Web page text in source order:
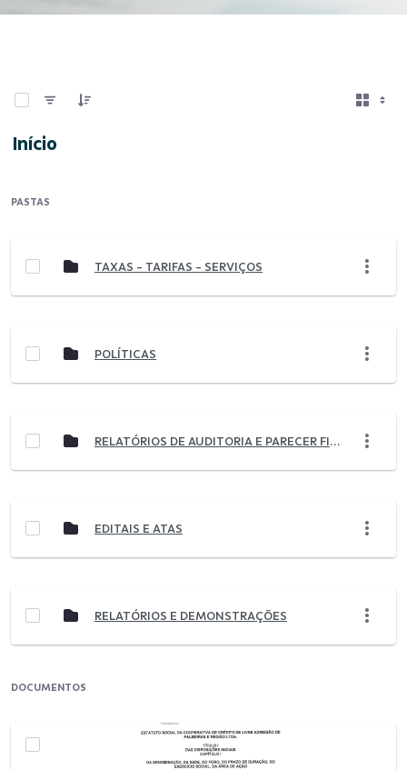
Início
PASTAS
TAXAS - TARIFAS - SERVIÇOS
POLÍTICAS
RELATÓRIOS DE AUDITORIA E PARECER FISCAL
EDITAIS E ATAS
RELATÓRIOS E DEMONSTRAÇÕES
DOCUMENTOS